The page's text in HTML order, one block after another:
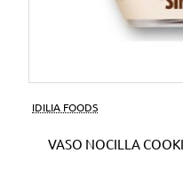
IDILIA FOODS
VASO NOCILLA